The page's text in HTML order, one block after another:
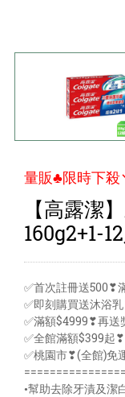
量販♣限時下
【高露潔
160g2+1-
✅首次註冊送500❣
✅即刻購買送沐浴
✅滿額$4999❣再送
✅全館滿額$399起
✅桃園市❣(全館)免
•幫助去除牙漬及潔